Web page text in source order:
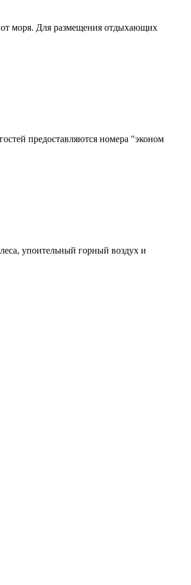
моря. Для размещения отдыхающих
предоставляются номера "эконом
упоительный горный воздух и